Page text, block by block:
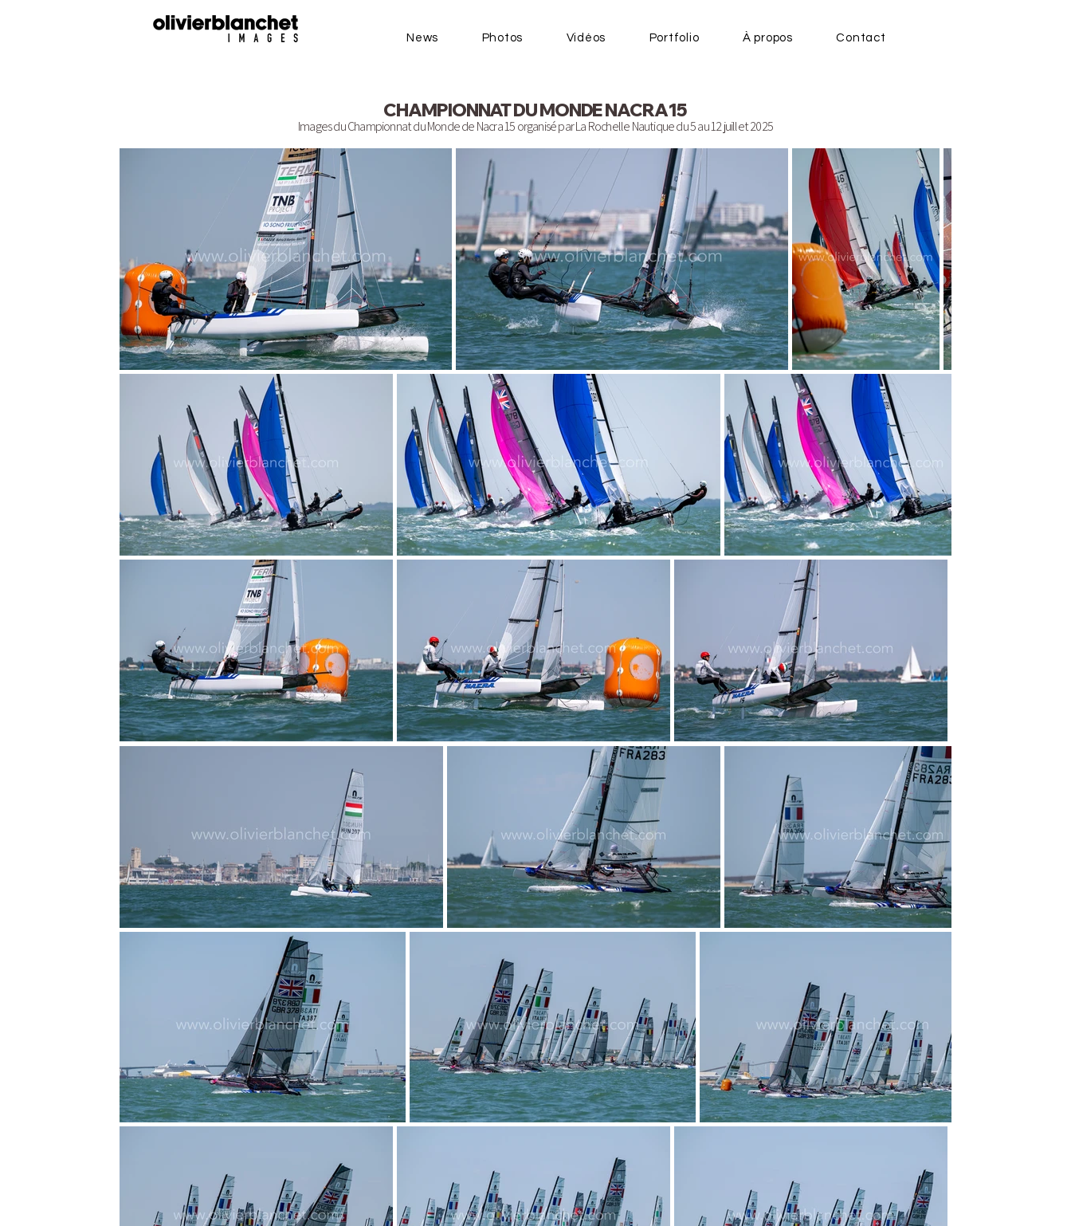
News Photos Vidéos Portfolio À propos Contact
CHAMPIONNAT DU MONDE NACRA15
Images du Championnat du Monde de Nacra 15 organisé par La Rochelle Nautique du 5 au 12 juillet 2025